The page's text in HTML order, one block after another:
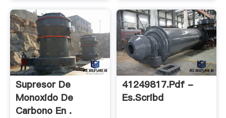
Supresor De
Monoxido De
Carbono En .
41249817.pdf -
Es.scribd